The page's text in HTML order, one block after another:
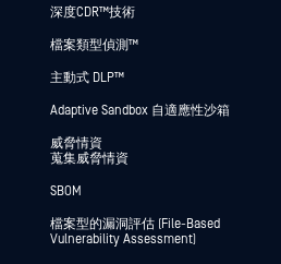
深度CDR™技術
檔案類型偵測™
主動式 DLP™
Adaptive Sandbox 自適應性沙箱
威脅情資
蒐集威脅情資
SBOM
檔案型的漏洞評估 (File-Based
Vulnerability Assessment)